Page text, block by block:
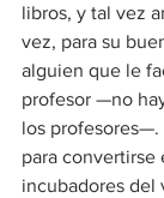
libros, y tal vez
vez, para su
alguien que le
profesor —no
los
para convertirse
incubadores del